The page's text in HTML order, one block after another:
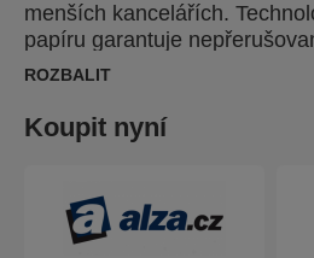
menších kancelářích.
papíru garantuje
Křížový řez na úrovni
pro snadné a intuitivní
kapacitou 23 l pojme 225 listů
ROZBALIT
Koupit nyní